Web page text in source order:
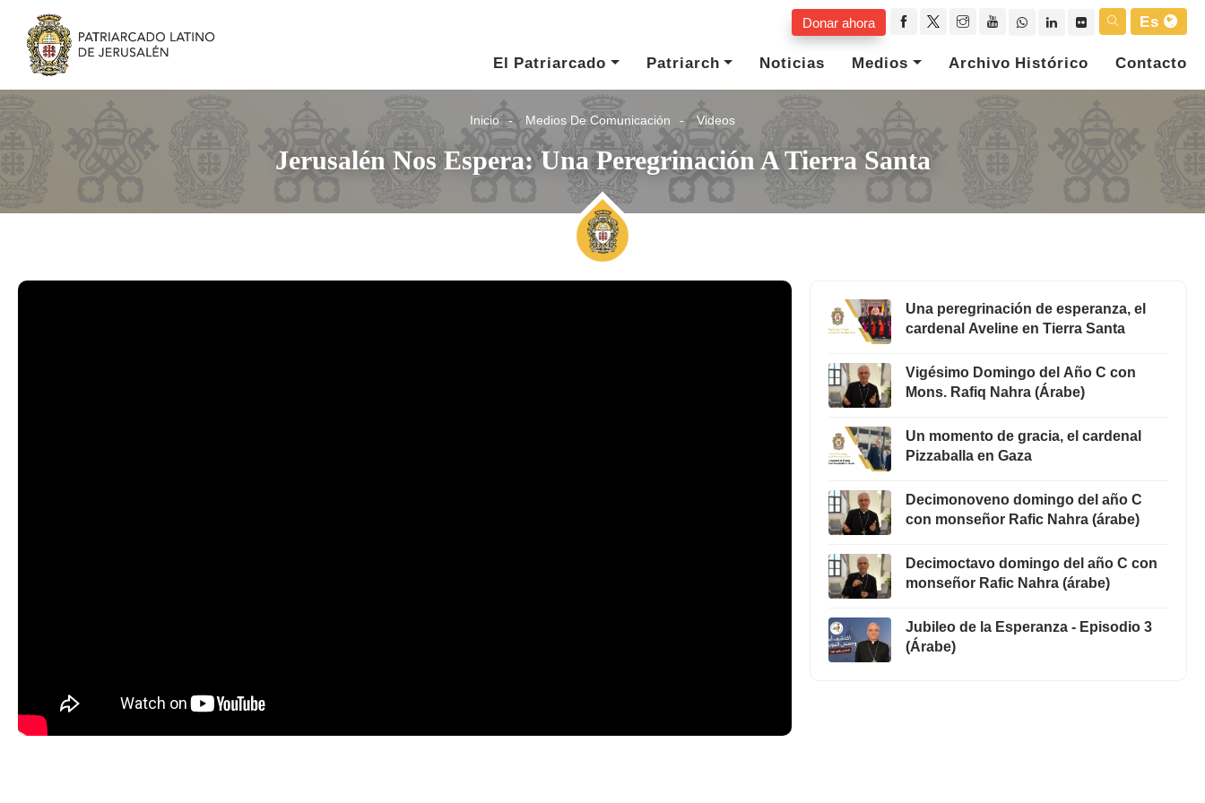
Donar ahora
Es
El Patriarcado
Patriarch Noticias Medios Archivo Histórico Contacto
Inicio Medios De Comunicación Videos
Jerusalén Nos Espera: Una Peregrinación A Tierra Santa
Una peregrinación de esperanza, el
cardenal Aveline en Tierra Santa
Vigésimo Domingo del Año C con
Mons. Rafiq Nahra (Árabe)
Un momento de gracia, el cardenal
Pizzaballa en Gaza
Decimonoveno domingo del año C
con monseñor Rafic Nahra (árabe)
Decimoctavo domingo del año C con
monseñor Rafic Nahra (árabe)
Jubileo de la Esperanza - Episodio 3
(Árabe)